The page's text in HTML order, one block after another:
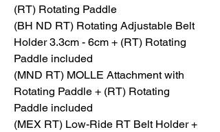
(RT) Rotating Paddle
(BH ND RT) Rotating Adjustable Belt
Holder 3.3cm - 6cm + (RT) Rotating
Paddle included
(MND RT) MOLLE Attachment with
Rotating Paddle + (RT) Rotating
Paddle included
(MEX RT) Low-Ride RT Belt Holder +